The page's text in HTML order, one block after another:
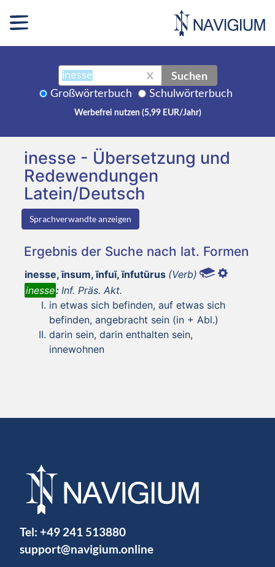
X Suchen
Großwörterbuch Schulwörterbuch
Werbefrei nutzen (5,99 EUR/Jahr)
inesse - Übersetzung und
Redewendungen
Latein/Deutsch
Sprachverwandte anzeigen
Ergebnis der Suche nach lat. Formen
inesse, īnsum, īnfuī, īnfutūrus (Verb)
inesse: Inf. Präs. Akt.
in etwas sich befinden, auf etwas sich
befinden, angebracht sein (in + Abl.)
darin sein, darin enthalten sein,
innewohnen
Tel: +49 241 513880
support@navigium.online